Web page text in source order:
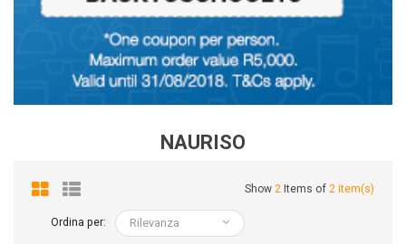
NAURISO
Show 2 Items of 2 item(s)
Ordina per: Rilevanza